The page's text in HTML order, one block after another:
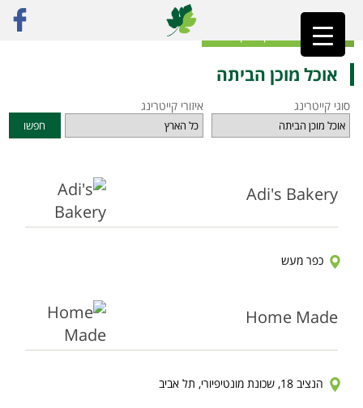
ראשי»אוכל מוכן הביתה
חזרה לאינדקס הקייטרינג
אוכל מוכן הביתה
סוגי קייטרינג איזורי קייטרינג
חפשו
Adi's Bakery
כפר מעש
Home Made
הנציב 18, שכונת מונטיפיורי, תל אביב